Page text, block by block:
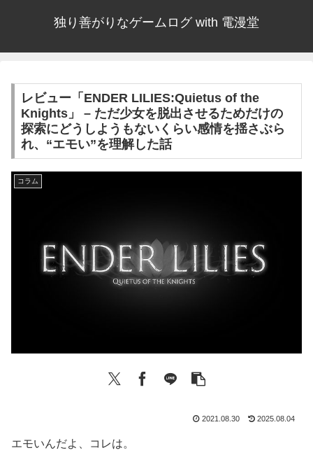
独り善がりなゲームログ with 電漫堂
レビュー「ENDER LILIES:Quietus of the
Knights」 – ただ少女を脱出させるためだけの
探索にどうしようもないくらい感情を揺さぶら
れ、“エモい”を理解した話
コラム
2021.08.30 2025.08.04
エモいんだよ、コレは。